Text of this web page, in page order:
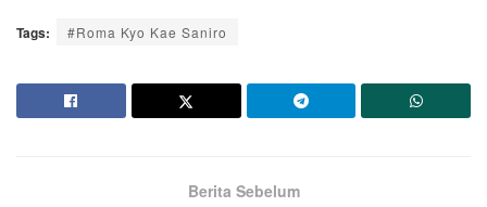
Tags: #Roma Kyo Kae Saniro
Berita Sebelum